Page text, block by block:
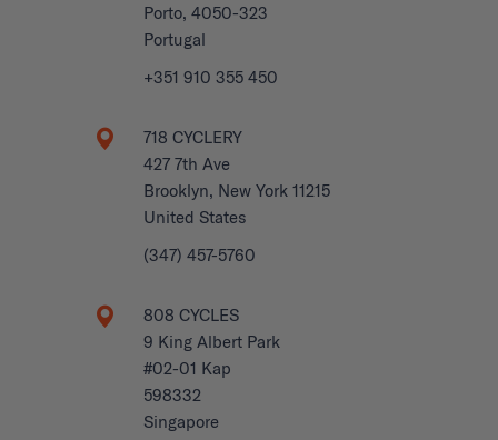
Porto, 4050-323
Portugal
+351 910 355 450
718 CYCLERY
427 7th Ave
Brooklyn, New York 11215
United States
(347) 457-5760
808 CYCLES
9 King Albert Park
#02-01 Kap
598332
Singapore